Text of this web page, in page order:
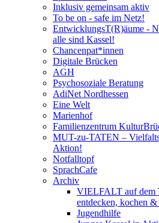
Inklusiv gemeinsam aktiv
To be on - safe im Netz!
EntwicklungsT(R)äume -
alle sind Kassel!
Chancenpat*innen
Digitale Brücken
AGH
Psychosoziale Beratung
AdiNet Nordhessen
Eine Welt
Marienhof
Familienzentrum
MUT-zu-TATEN –
Aktion!
Notfalltopf
SprachCafe
Archiv
VIELFALT auf dem
entdecken, kochen &
Jugendhilfe